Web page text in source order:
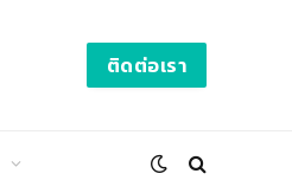
ติดต่อเรา